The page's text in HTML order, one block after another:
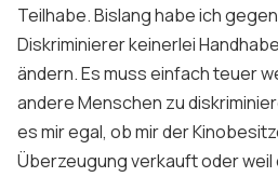
Teilhabe. Bislang habe ich
Diskriminierer keinerlei
ändern. Es muss einfach teuer
andere Menschen zu
es mir egal, ob mir der
Überzeugung verkauft oder